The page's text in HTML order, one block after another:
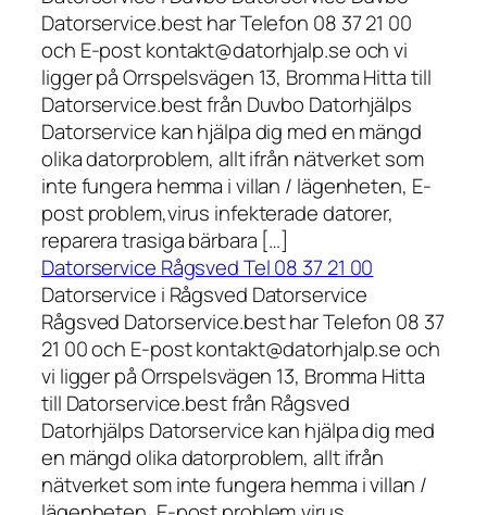
Datorservice.best har Telefon 08 37 21 00
och E-post kontakt@datorhjalp.se och vi
ligger på Orrspelsvägen 13, Bromma Hitta till
Datorservice.best från Duvbo Datorhjälps
Datorservice kan hjälpa dig med en mängd
olika datorproblem, allt ifrån nätverket som
inte fungera hemma i villan / lägenheten, E-
post problem,virus infekterade datorer,
reparera trasiga bärbara […]
Datorservice Rågsved Tel 08 37 21 00
Datorservice i Rågsved Datorservice
Rågsved Datorservice.best har Telefon 08 37
21 00 och E-post kontakt@datorhjalp.se och
vi ligger på Orrspelsvägen 13, Bromma Hitta
till Datorservice.best från Rågsved
Datorhjälps Datorservice kan hjälpa dig med
en mängd olika datorproblem, allt ifrån
nätverket som inte fungera hemma i villan /